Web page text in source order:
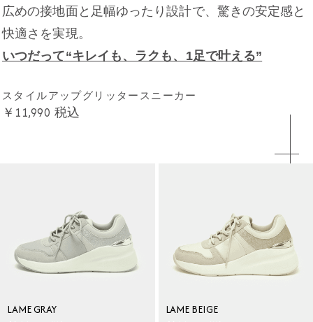
広めの接地面と足幅ゆったり設計で、驚きの安定感と
快適さを実現。
いつだって“キレイも、ラクも、1足で叶える”
スタイルアップグリッタースニーカー
￥11,990 税込
LAME GRAY
LAME BEIGE